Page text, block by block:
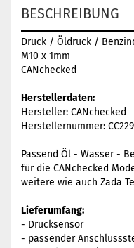
BESCHREIBUNG
Druck / Öldruck /
M10 x 1mm
CANchecked
Herstellerdaten:
Hersteller: CANchecked
Herstellernummer:
Passend Öl - Wasser -
für die CANchecked
weitere wie auch Zada
Lieferumfang:
- Drucksensor
- passender